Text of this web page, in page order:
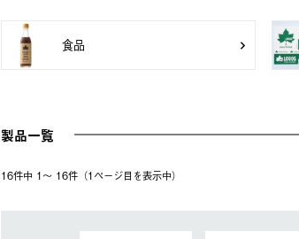
食品
製品一覧
16件中 1〜 16件（1ページ⽬を表⽰中）